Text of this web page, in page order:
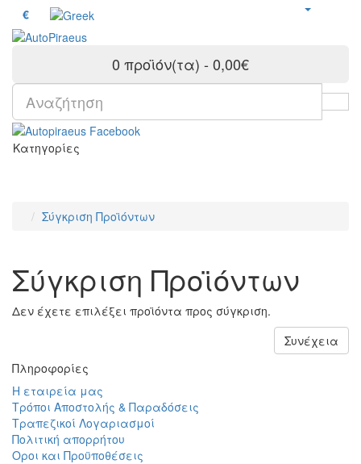
€
0 προϊόν(τα) - 0,00€
Κατηγορίες
Σύγκριση Προϊόντων
Σύγκριση Προϊόντων
Δεν έχετε επιλέξει προϊόντα προς σύγκριση.
Συνέχεια
Πληροφορίες
Η εταιρεία μας
Τρόποι Αποστολής & Παραδόσεις
Τραπεζικοί Λογαριασμοί
Πολιτική απορρήτου
Οροι και Προϋποθέσεις